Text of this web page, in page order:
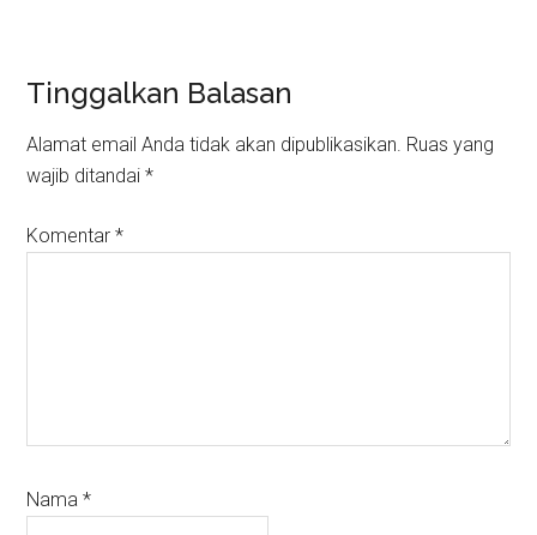
Reader
Interactions
Tinggalkan Balasan
Alamat email Anda tidak akan dipublikasikan. Ruas yang
wajib ditandai*
Komentar*
Nama*